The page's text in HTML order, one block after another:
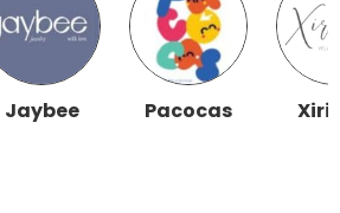
Jaybee Pacocas